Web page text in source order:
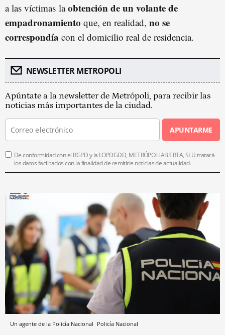
a las víctimas laobtención de un volante de
empadronamiento que, en realidad, no se
correspondía con el domicilio real de residencia.
NEWSLETTER METROPOLI
Apúntate a la newsletter de Metrópoli, para recibir las
noticias más importantes de la ciudad.
APUNTARME
De conformidad con el RGPD y la LOPDGDD, METRÓPOLI ABIERTA, SLU tratará
los datos facilitados con la finalidad de remitirle noticias de actualidad.
Un agente de la Policía Nacional Policía Nacional